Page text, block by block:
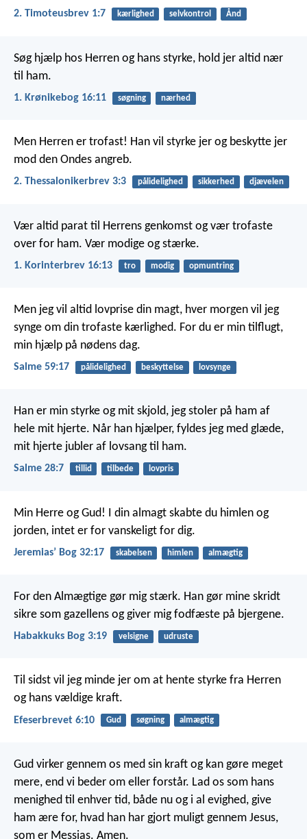
2. Timoteusbrev 1:7 kærlighed selvkontrol Ånd
Søg hjælp hos Herren og hans styrke, hold jer altid nær
til ham.
1. Krønikebog 16:11 søgning nærhed
Men Herren er trofast! Han vil styrke jer og beskytte jer
mod den Ondes angreb.
2. Thessalonikerbrev 3:3 pålidelighed sikkerhed djævelen
Vær altid parat til Herrens genkomst og vær trofaste
over for ham. Vær modige og stærke.
1. Korinterbrev 16:13 tro modig opmuntring
Men jeg vil altid lovprise din magt, hver morgen vil jeg
synge om din trofaste kærlighed. For du er min tilflugt,
min hjælp på nødens dag.
Salme 59:17 pålidelighed beskyttelse lovsynge
Han er min styrke og mit skjold, jeg stoler på ham af
hele mit hjerte. Når han hjælper, fyldes jeg med glæde,
mit hjerte jubler af lovsang til ham.
Salme 28:7 tillid tilbede lovpris
Min Herre og Gud! I din almagt skabte du himlen og
jorden, intet er for vanskeligt for dig.
Jeremiasʼ Bog 32:17 skabelsen himlen almægtig
For den Almægtige gør mig stærk. Han gør mine skridt
sikre som gazellens og giver mig fodfæste på bjergene.
Habakkuks Bog 3:19 velsigne udruste
Til sidst vil jeg minde jer om at hente styrke fra Herren
og hans vældige kraft.
Efeserbrevet 6:10 Gud søgning almægtig
Gud virker gennem os med sin kraft og kan gøre meget
mere, end vi beder om eller forstår. Lad os som hans
menighed til enhver tid, både nu og i al evighed, give
ham ære for, hvad han har gjort muligt gennem Jesus,
som er Messias. Amen.